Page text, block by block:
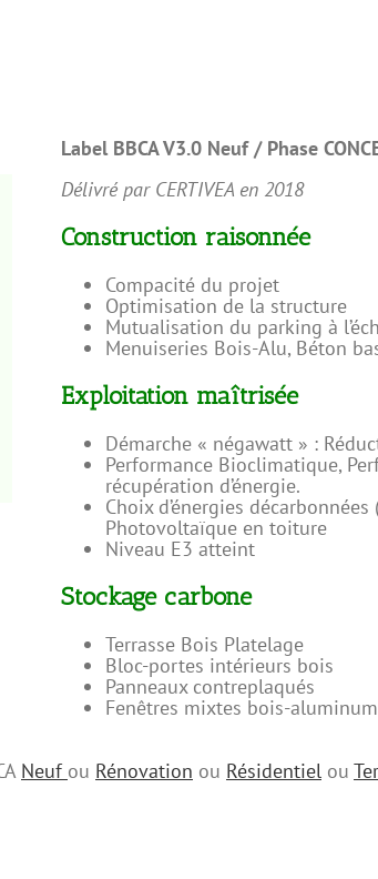
Label BBCA V3.0 Neuf / Phase
Délivré par CERTIVEA en 2018
Construction raisonnée
Compacité du projet
Optimisation de la structure
Mutualisation du parking à
Menuiseries Bois-Alu, Béton
Exploitation maîtrisée
Démarche « négawatt » :
Performance Bioclimatique,
récupération d’énergie.
Choix d’énergies
Photovoltaïque en toiture
Niveau E3 atteint
Stockage carbone
Terrasse Bois Platelage
Bloc-portes intérieurs bois
Panneaux contreplaqués
Fenêtres mixtes bois-aluminum
Neuf ou Rénovation ou Résidentiel ou